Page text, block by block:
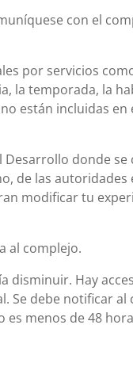
con el
por servicios
la temporada, la
están incluidas
Desarrollo donde
de las autoridades
modificar tu
al complejo.
disminuir. Hay
Se debe notificar al
menos de 48